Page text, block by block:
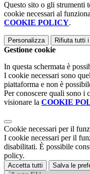
Questo sito o gli strumenti
cookie necessari al
COOKIE POLICY.
Personalizza Rifiuta tutti i
Gestione cookie
In questa schermata è
I cookie necessari sono
piattaforma e non è
Per conoscere quali sono i
visionare la COOKIE
Cookie necessari per il
I cookie necessari per il
disabilitati. È possibile
policy.
Accetta tutti Salva le